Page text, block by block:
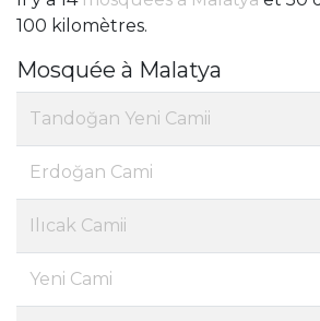
100 kilomètres.
Mosquée à Malatya
Tandoğan Yeni Camii
Erdoğan Cami
Ilıcak Camii
Yeni Cami